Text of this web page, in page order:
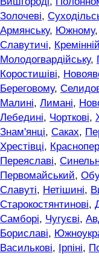
Золочеві,
Армянську, Южному,
Славутичі, Кремінній
Молодогвардійську,
Коростишіві,
Береговому,
Малині, Лимані,
Лебедині, Чорткові,
Знам'янці, Саках,
Хрестівці,
Переяславі,
Первомайський,
Славуті, Нетішині,
Старокостянтинові,
Самборі, Чугуєві,
Бориславі,
Василькові, Ірпіні,